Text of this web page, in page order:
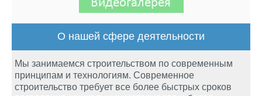
О нашей сфере деятельности
Мы занимаемся строительством по современным
принципам и технологиям. Современное
строительство требует все более быстрых сроков